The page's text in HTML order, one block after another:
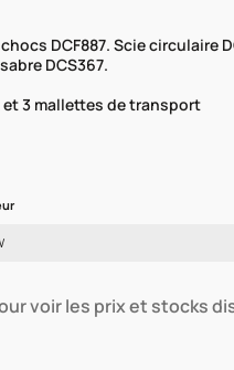
DCF887. Scie circulaire
DCS367.
et 3 mallettes de transport
voir les prix et stocks